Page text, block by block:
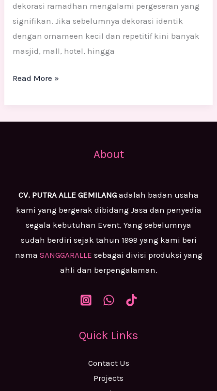
dekorasi ramadhan mengalami pergeseran yang
signifikan. Jika sebelumnya dekorasi identik
dengan ornameen kecil dan repetitif kini banyak
masjid, mall, hotel, hingga
Read More »
About
CV. PUTRA ALLE GEMILANG adalah badan usaha
kami yang bergerak dibidang Jasa dan penyedia
segala kebutuhan Event, Yang sebelumnya
sudah berdiri sejak tahun 1999 yang kami beri
nama SANGGARALLE sebagai divisi produksi yang
ahli dan berpengalaman.
Quick Links
Contact Us
Projects